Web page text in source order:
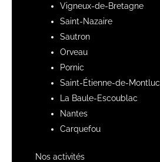
Vigneux-de-Bretagne
Saint-Nazaire
Sautron
Orveau
Pornic
Saint-Étienne-de-Montluc
La Baule-Escoublac
Nantes
Carquefou
Nos activités